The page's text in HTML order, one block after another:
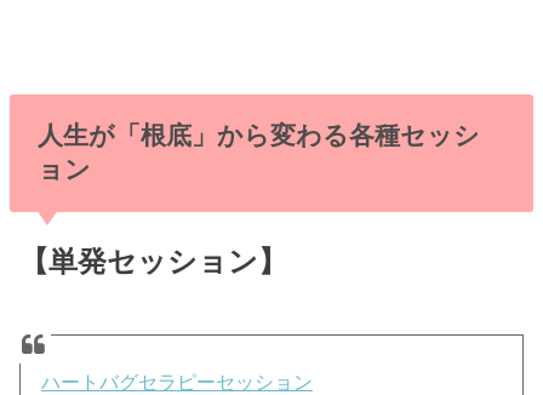
人生が「根底」から変わる各種セッシ
ョン
【単発セッション】
ハートバグセラピーセッション